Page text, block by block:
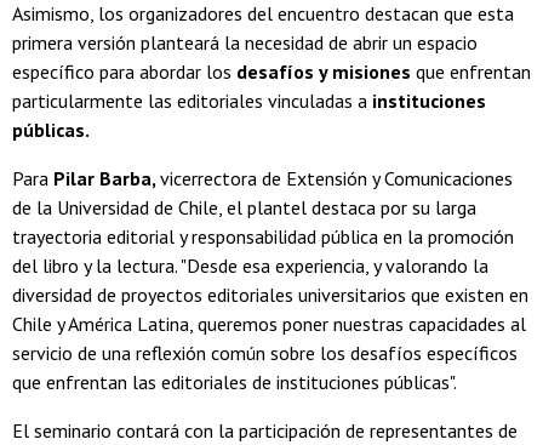
Asimismo, los organizadores del encuentro destacan que esta
primera versión planteará la necesidad de abrir un espacio
específico para abordar los desafíos y misiones que enfrentan
particularmente las editoriales vinculadas a instituciones
públicas.
Para Pilar Barba,vicerrectora de Extensión y Comunicaciones
de la Universidad de Chile, el plantel destaca por su larga
trayectoria editorial y responsabilidad pública en la promoción
del libro y la lectura. "Desde esa experiencia, y valorando la
diversidad de proyectos editoriales universitarios que existen en
Chile y América Latina, queremos poner nuestras capacidades al
servicio de una reflexión común sobre los desafíos específicos
que enfrentan las editoriales de instituciones públicas".
El seminario contará con la participación de representantes de